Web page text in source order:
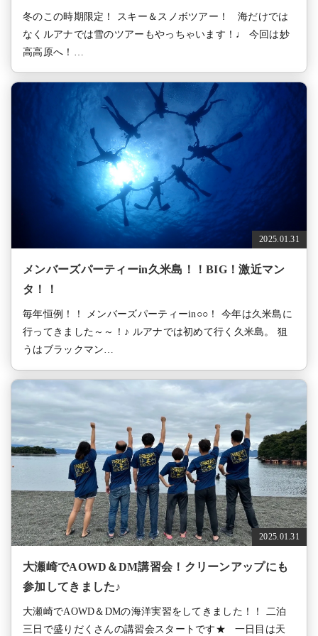
冬のこの時期限定！ スキー＆スノボツアー！ 海だけでは
なくルアナでは雪のツアーもやっちゃいます！♩ 今回は妙
高高原へ！…
2025.01.31
メンバーズパーティーin久米島！！BIG！激近マン
タ！！
毎年恒例！！ メンバーズパーティーin○○！ 今年は久米島に
行ってきました～～！♪ ルアナでは初めて行く久米島。 狙
うはブラックマン…
2025.01.31
大瀬崎でAOWD＆DM講習会！クリーンアップにも
参加してきました♪
大瀬崎でAOWD＆DMの海洋実習をしてきました！！ 二泊
三日で盛りだくさんの講習会スタートです★ 一日目は天